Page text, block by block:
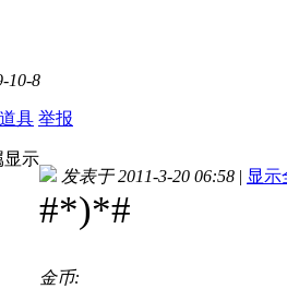
10-8
具 举报
发表于 2011-3-20 06:58 | 显示
#*)*#
金币: